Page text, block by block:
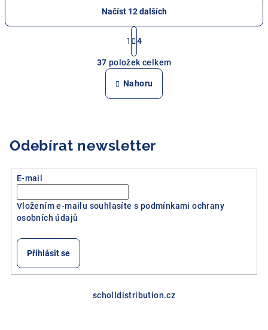
O
v
l
á
í
k
i
s
u
Načíst 12 dalších
S
t
r
á
n
k
o
í
1 4
37 položek celkem
Nahoru
Odebírat newsletter
E-mail
Vložením e-mailu souhlasíte s podmínkami ochrany
osobních údajů
Přihlásit se
scholldistribution.cz